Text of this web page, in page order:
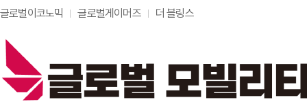
글로벌이코노믹 글로벌게이머즈 더 블링스